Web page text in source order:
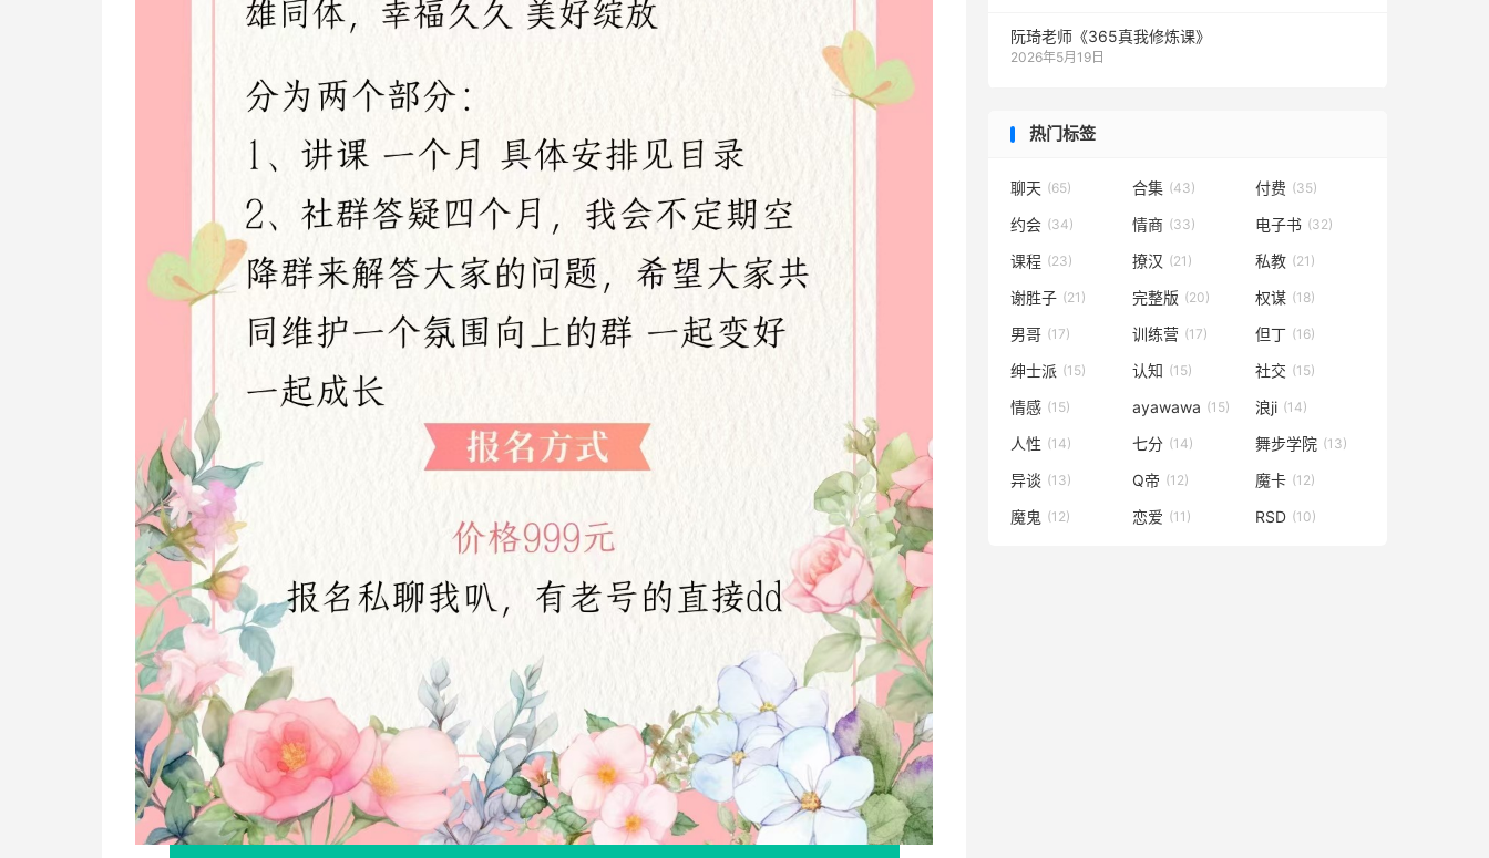
阮琦老师《365真我修炼课》
2026年5月19日
热门标签
聊天 (65) 合集 (43) 付费 (35)
约会 (34) 情商 (33) 电子书 (32)
课程 (23) 撩汉 (21) 私教 (21)
谢胜子 (21) 完整版 (20) 权谋 (18)
男哥 (17) 训练营 (17) 但丁 (16)
绅士派 (15) 认知 (15) 社交 (15)
情感 (15) ayawawa (15) 浪ji (14)
人性 (14) 七分 (14) 舞步学院 (13)
异谈 (13) Q帝 (12) 魔卡 (12)
魔鬼 (12) 恋爱 (11) RSD (10)